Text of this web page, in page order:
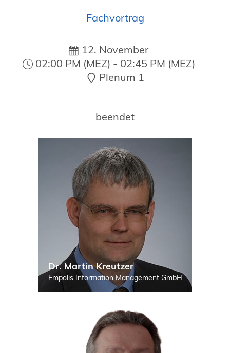
NORDIC TechKomm Kopenhagen
tekom-Jahrestagung 2026
10.-12. November, 2026 in Stuttgart
Fachvortrag
12. November
02:00 PM (MEZ) - 02:45 PM (MEZ)
Plenum 1
beendet
Dr. Martin Kreutzer
Empolis Information Management GmbH